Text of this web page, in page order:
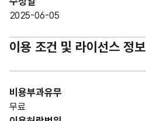
2025-06-05
이용 조건 및 라이선스 정보
비용부과유무
무료